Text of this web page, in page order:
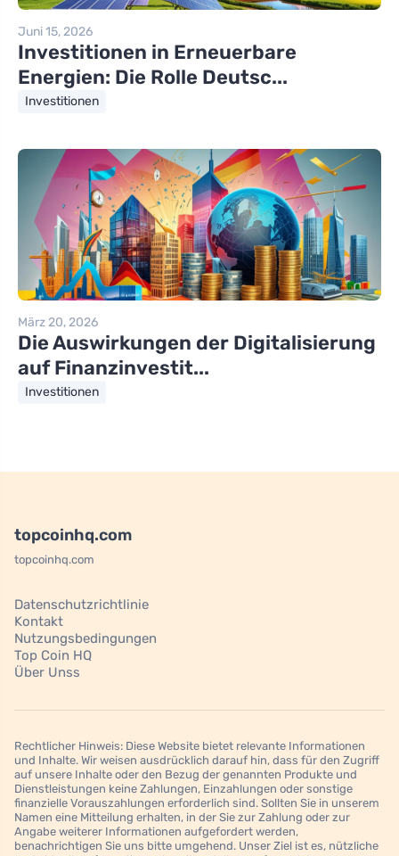
Juni 15, 2026
Investitionen in Erneuerbare
Energien: Die Rolle Deutsc...
Investitionen
März 20, 2026
Die Auswirkungen der Digitalisierung
auf Finanzinvestit...
Investitionen
topcoinhq.com
topcoinhq.com
Datenschutzrichtlinie
Kontakt
Nutzungsbedingungen
Top Coin HQ
Über Unss
Rechtlicher Hinweis: Diese Website bietet relevante Informationen
und Inhalte. Wir weisen ausdrücklich darauf hin, dass für den Zugriff
auf unsere Inhalte oder den Bezug der genannten Produkte und
Dienstleistungen keine Zahlungen, Einzahlungen oder sonstige
finanzielle Vorauszahlungen erforderlich sind. Sollten Sie in unserem
Namen eine Mitteilung erhalten, in der Sie zur Zahlung oder zur
Angabe weiterer Informationen aufgefordert werden,
benachrichtigen Sie uns bitte umgehend. Unser Ziel ist es, nützliche